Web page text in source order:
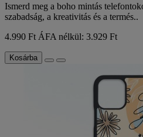
Ismerd meg a boho mintás
szabadság, a kreativitás és a termés..
4.990 Ft ÁFA nélkül: 3.929 Ft
Kosárba